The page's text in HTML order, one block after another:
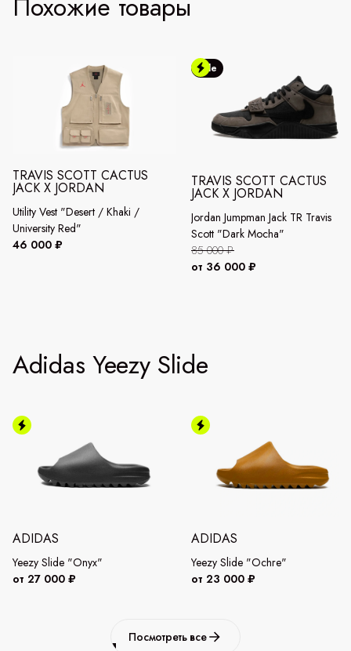
Похожие товары
TRAVIS SCOTT CACTUS
JACK X JORDAN
Utility Vest "Desert / Khaki /
University Red"
46 000 ₽
Sale
TRAVIS SCOTT CACTUS
JACK X JORDAN
Jordan Jumpman Jack TR Travis
Scott "Dark Mocha"
85 000 ₽
от 36 000 ₽
Adidas Yeezy Slide
ADIDAS
Yeezy Slide "Onyx"
от 27 000 ₽
ADIDAS
Yeezy Slide "Ochre"
от 23 000 ₽
Посмотреть все